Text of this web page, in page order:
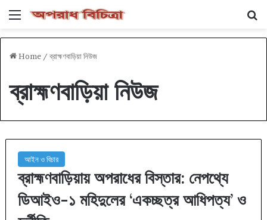
Menu
Home / ব্রাহ্মণবাড়িয়া নিউজ
ব্রাহ্মণবাড়িয়া নিউজ
আইন ও বিচার
ব্রাহ্মণবাড়িয়ায় অপরাধের বিস্তার: নেপথ্যে
ডিআইও-১ মহিদুলের ‘একচ্ছত্র আধিপত্য’ ও